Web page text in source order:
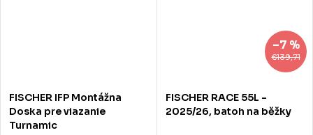
FISCHER IFP Montážna
Doska pre viazanie
Turnamic
€139,71
–7 %
FISCHER RACE 55L -
2025/26, batoh na běžky